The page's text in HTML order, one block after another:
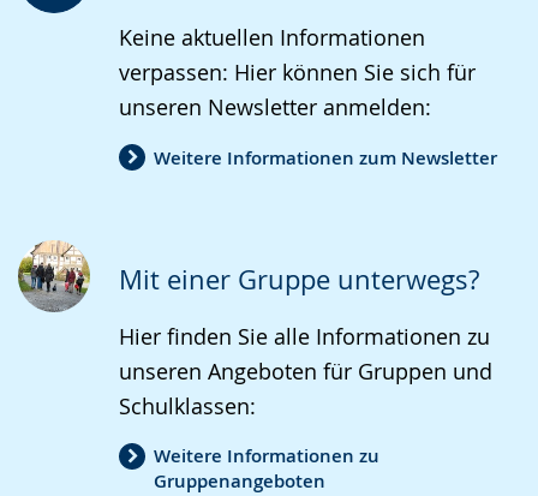
Keine aktuellen Informationen
verpassen: Hier können Sie sich für
unseren Newsletter anmelden:
Weitere Informationen zum Newsletter
Mit einer Gruppe unterwegs?
Hier finden Sie alle Informationen zu
unseren Angeboten für Gruppen und
Schulklassen:
Weitere Informationen zu
Gruppenangeboten